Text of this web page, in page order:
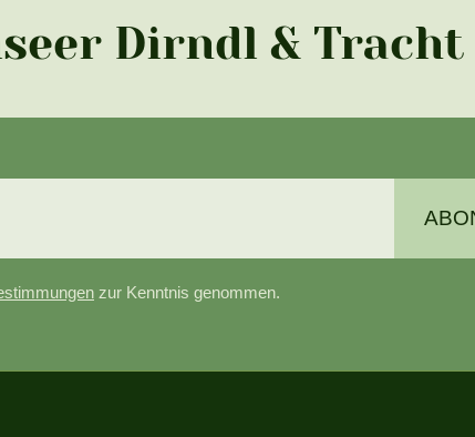
Dirndl & Tracht
zur Kenntnis genommen.